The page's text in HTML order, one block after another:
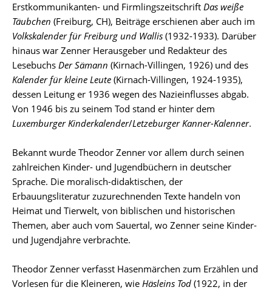
Erstkommunikanten- und Firmlingszeitschrift Das weiße
Täubchen (Freiburg, CH), Beiträge erschienen aber auch im
Volkskalender für Freiburg und Wallis (1932-1933). Darüber
hinaus war Zenner Herausgeber und Redakteur des
Lesebuchs Der Sämann (Kirnach-Villingen, 1926) und des
Kalender für kleine Leute (Kirnach-Villingen, 1924-1935),
dessen Leitung er 1936 wegen des Nazieinflusses abgab.
Von 1946 bis zu seinem Tod stand er hinter dem
Luxemburger Kinderkalender/Letzeburger Kanner-Kalenner.
Bekannt wurde Theodor Zenner vor allem durch seinen
zahlreichen Kinder- und Jugendbüchern in deutscher
Sprache. Die moralisch-didaktischen, der
Erbauungsliteratur zuzurechnenden Texte handeln von
Heimat und Tierwelt, von biblischen und historischen
Themen, aber auch vom Sauertal, wo Zenner seine Kinder-
und Jugendjahre verbrachte.
Theodor Zenner verfasst Hasenmärchen zum Erzählen und
Vorlesen für die Kleineren, wie Häsleins Tod (1922, in der